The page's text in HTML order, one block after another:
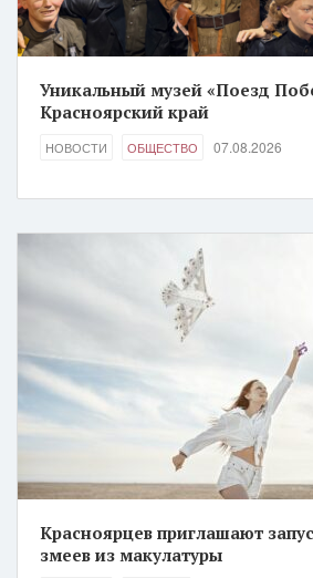
Уникальный музей «Поезд
Красноярский край
НОВОСТИ ОБЩЕСТВО 07.08.2026
Красноярцев приглашают
змеев из макулатуры